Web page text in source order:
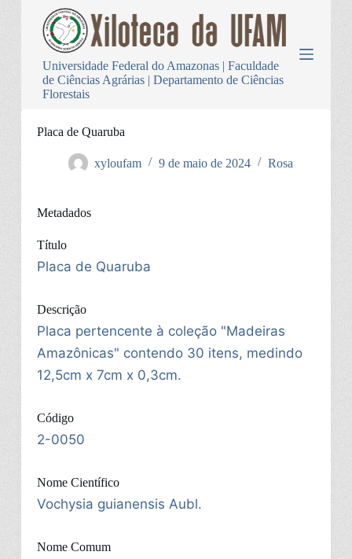
Universidade Federal do Amazonas | Faculdade
de Ciências Agrárias | Departamento de Ciências
Florestais
Placa de Quaruba
xyloufam 9 de maio de 2024 Rosa
Metadados
Título
Placa de Quaruba
Descrição
Placa pertencente à coleção "Madeiras
Amazônicas" contendo 30 itens, medindo
12,5cm x 7cm x 0,3cm.
Código
2-0050
Nome Científico
Vochysia guianensis Aubl.
Nome Comum